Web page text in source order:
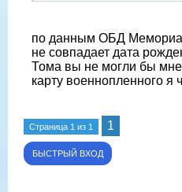
по данным ОБД
не совпадает дата
Тома вы не могли бы мне
карту военнопленного я
Страница 1 из 1 1